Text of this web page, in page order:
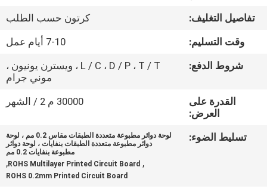
مراقبة
الجودة
أخبار
تفاصيل التغليف:
كرتون حسب الطلب
وقت التسليم:
7-10 أيام عمل
شروط الدفع:
L / C ، D / P ، T / T ، ويسترن يونيون ،
موني جرام
القدرة على
العرض:
30000 م 2 / الشهر
تسليط الضوء:
لوحة دوائر مطبوعة متعددة الطبقات مقاس 0.2 مم ، لوحة
دوائر مطبوعة متعددة الطبقات بنفايات ، لوحة دوائر
مطبوعة بنفايات 0.2 مم
,
ROHS Multilayer Printed Circuit Board
,
ROHS 0.2mm Printed Circuit Board